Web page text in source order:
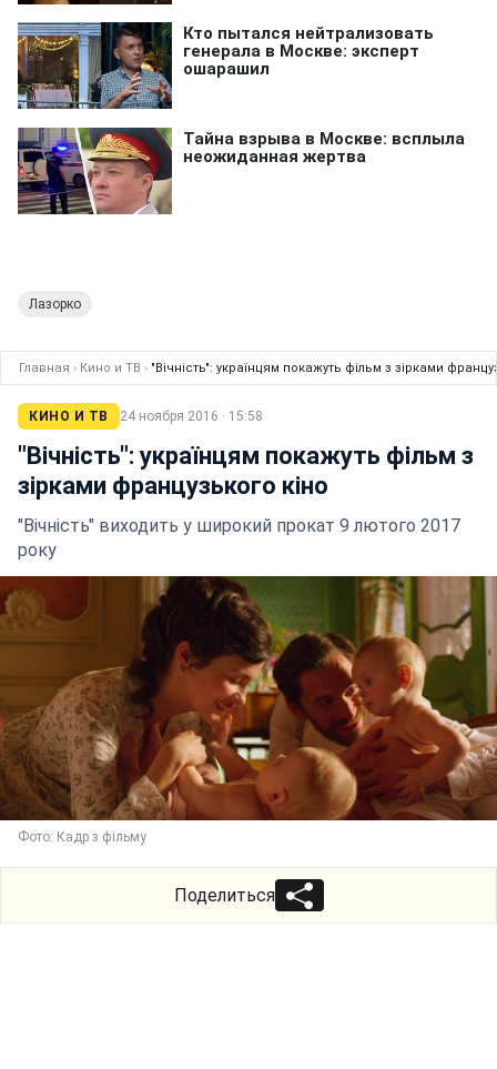
Лазорко
Главная › Кино и ТВ › "Вічність": українцям покажуть фільм з зірками
КИНО И ТВ 24 ноября 2016 · 15:58
"Вічність": українцям покажуть фільм з
зірками французького кіно
"Вічність" виходить у широкий прокат 9 лютого 2017
року
Фото: Кадр з фільму
Поделиться